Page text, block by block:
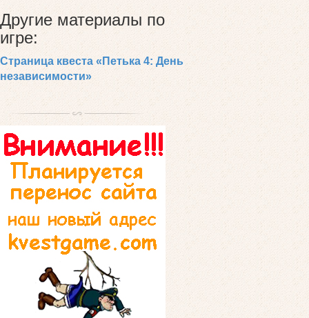
Другие материалы по
игре:
Страница квеста «Петька 4: День
независимости»